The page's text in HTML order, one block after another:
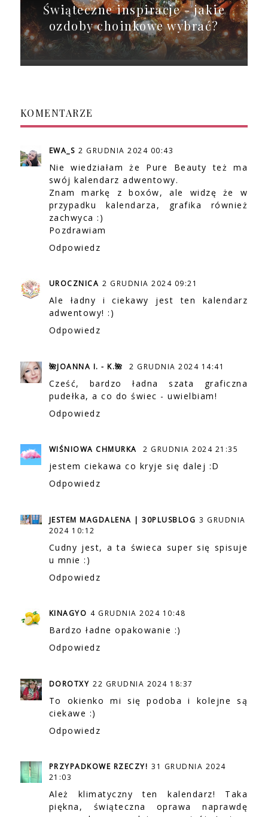
Świąteczne inspiracje - jakie
ozdoby choinkowe wybrać?
KOMENTARZE
EWA_S 2 GRUDNIA 2024 00:43
Nie wiedziałam że Pure Beauty też ma
swój kalendarz adwentowy.
Znam markę z boxów, ale widzę że w
przypadku kalendarza, grafika również
zachwyca :)
Pozdrawiam
Odpowiedz
UROCZNICA 2 GRUDNIA 2024 09:21
Ale ładny i ciekawy jest ten kalendarz
adwentowy! :)
Odpowiedz
🌺JOANNA I. - K.🌺 2 GRUDNIA 2024 14:41
Cześć, bardzo ładna szata graficzna
pudełka, a co do świec - uwielbiam!
Odpowiedz
WIŚNIOWA CHMURKA 2 GRUDNIA 2024 21:35
jestem ciekawa co kryje się dalej :D
Odpowiedz
JESTEM MAGDALENA | 30PLUSBLOG 3 GRUDNIA
2024 10:12
Cudny jest, a ta świeca super się spisuje
u mnie :)
Odpowiedz
KINAGYO 4 GRUDNIA 2024 10:48
Bardzo ładne opakowanie :)
Odpowiedz
DOROTXY 22 GRUDNIA 2024 18:37
To okienko mi się podoba i kolejne są
ciekawe :)
Odpowiedz
PRZYPADKOWE RZECZY! 31 GRUDNIA 2024
21:03
Ależ klimatyczny ten kalendarz! Taka
piękna, świąteczna oprawa naprawdę